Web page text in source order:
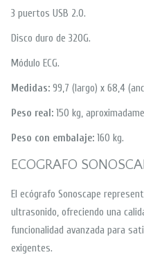
3 puertos USB 2.0.
Disco duro de 320G.
Módulo ECG.
Medidas: 99,7 (largo) x 68,4
Peso real: 150 kg,
Peso con embalaje: 160 kg.
ECOGRAFO
El ecógrafo Sonoscape
ultrasonido, ofreciendo una
funcionalidad avanzada para
exigentes.